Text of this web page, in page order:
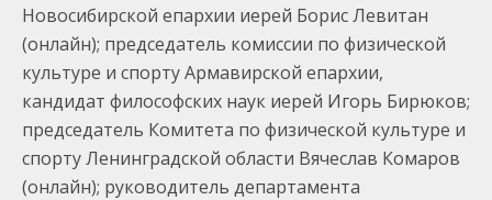
Новосибирской епархии иерей Борис Левитан
(онлайн); председатель комиссии по физической
культуре и спорту Армавирской епархии,
кандидат философских наук иерей Игорь Бирюков;
председатель Комитета по физической культуре и
спорту Ленинградской области Вячеслав Комаров
(онлайн); руководитель департамента